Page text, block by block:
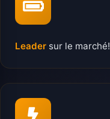
Leader sur le marché!